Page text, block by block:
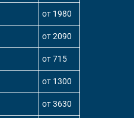
от 1980
от 2090
от 715
от 1300
от 3630